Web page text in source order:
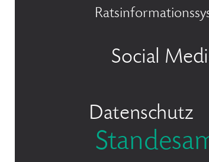
Social
Datenschutz